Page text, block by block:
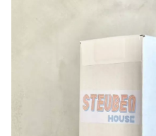
ASAHAシリーズのラベルテ
雷はエネルギーの源です。
福岡、笑顔あふれる飲み手。
また古来より雷は農業と密
化学技術が発達する近年ま
有機栽培で認証されている
〇醸造について
棚仕立ての古いキャンベル
どうを瓶内二次醗酵して造